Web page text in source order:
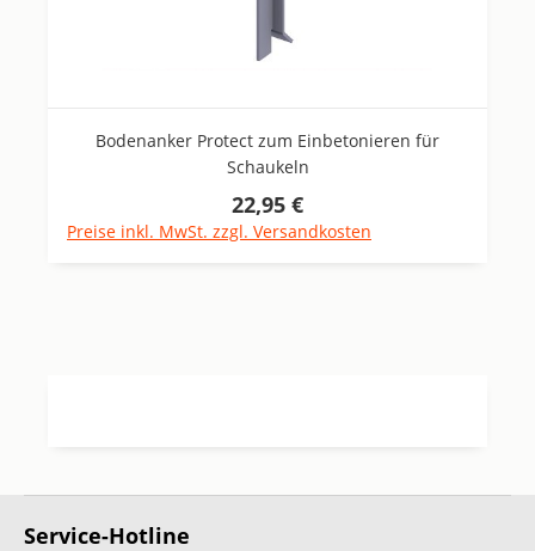
Bodenanker Protect zum Einbetonieren für
Schaukeln
Regulärer Preis:
22,95 €
Preise inkl. MwSt. zzgl. Versandkosten
Service-Hotline